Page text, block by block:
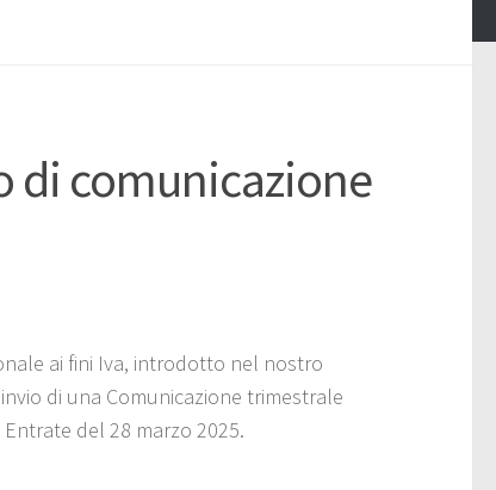
di comunicazione
ai fini Iva, introdotto nel nostro
di una Comunicazione trimestrale
del 28 marzo 2025.